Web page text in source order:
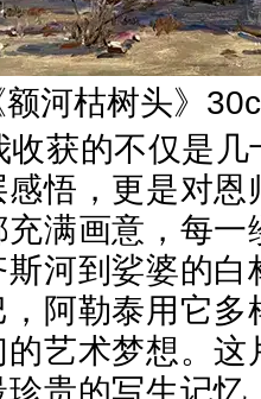
额河枯树头》
收获的不仅是
悟，更是对
满画意，每
河到娑婆的
阿勒泰用它
艺术梦想。
贵的写生记